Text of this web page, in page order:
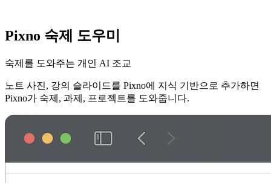
Pixno 숙제 도우미
숙제를 도와주는 개인 AI 조교
노트 사진, 강의 슬라이드를 Pixno에 지식 기반으로 추가하면
Pixno가 숙제, 과제, 프로젝트를 도와줍니다.